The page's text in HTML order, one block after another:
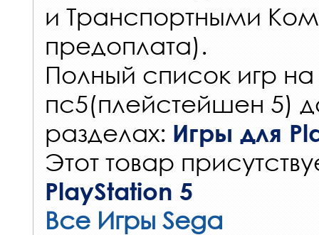
и Транспортными
предоплата).
Полный список игр на
пс5(плейстейшен 5)
разделах: Игры для
Этот товар
PlayStation 5
Все Игры Sega